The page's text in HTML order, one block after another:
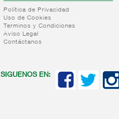
Política de Privacidad
Uso de Cookies
Terminos y Condiciones
Aviso Legal
Contáctanos
SIGUENOS EN: